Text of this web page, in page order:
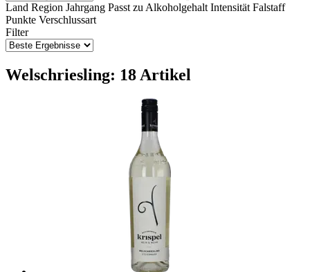
Land Region Jahrgang Passt zu Alkoholgehalt Intensität Falstaff
Punkte Verschlussart
Filter
Welschriesling: 18 Artikel